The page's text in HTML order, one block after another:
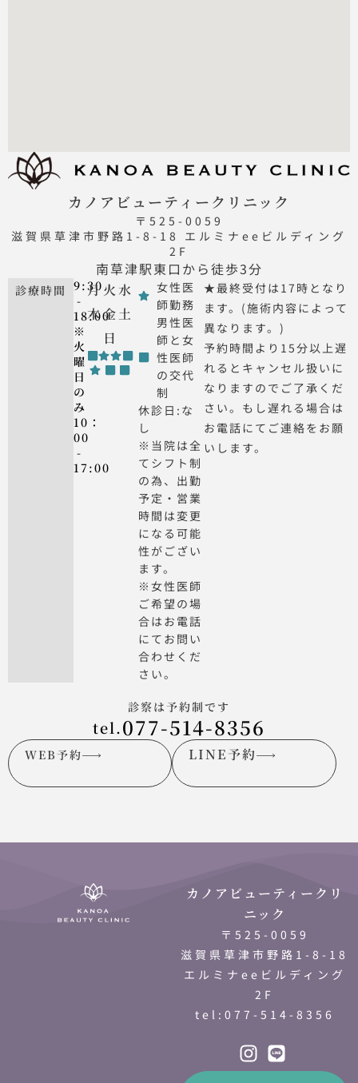
カノアビューティークリニック
〒525-0059
滋賀県草津市野路1-8-18 エルミナeeビルディング
2F
南草津駅東口から徒歩3分
診療時間 9:30
-
18:00
※
火
曜
日
の
み
10：
00
-
17:00
月火水
木金土
日
女性医
師勤務
男性医
師と女
性医師
の交代
制
休診日:な
し
※当院は全
てシフト制
の為、出勤
予定・営業
時間は変更
になる可能
性がござい
ます。
※女性医師
ご希望の場
合はお電話
にてお問い
合わせくだ
さい。
★最終受付は17時となり
ます。(施術内容によって
異なります。)
予約時間より15分以上遅
れるとキャンセル扱いに
なりますのでご了承くだ
さい。もし遅れる場合は
お電話にてご連絡をお願
いします。
診察は予約制です
tel.077-514-8356
WEB予約 LINE予約
カノアビューティークリ
ニック
〒525-0059
滋賀県草津市野路1-8-18
エルミナeeビルディング
2F
tel:077-514-8356